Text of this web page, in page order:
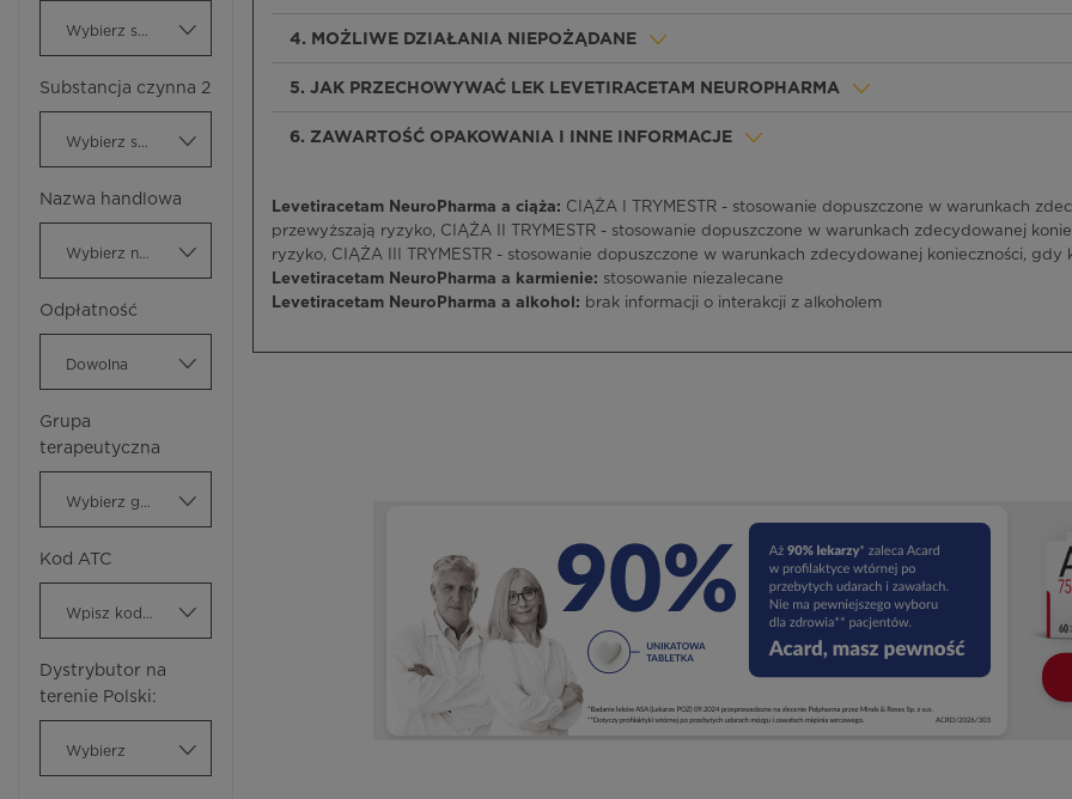
Substancja czynna 2
Nazwa handlowa
Odpłatność
Dowolna
Grupa
terapeutyczna
Kod ATC
Dystrybutor na
terenie Polski:
Wybierz
4. MOŻLIWE DZIAŁANIA NIEPOŻĄDANE
5. JAK PRZECHOWYWAĆ LEK LEVETIRACETAM NEUROPHARMA
6. ZAWARTOŚĆ OPAKOWANIA I INNE INFORMACJE
Levetiracetam NeuroPharma a ciąża: CIĄŻA I TRYMESTR - stosowanie dopuszczone w warunkach
przewyższają ryzyko, CIĄŻA II TRYMESTR - stosowanie dopuszczone w warunkach zdecydowanej
ryzyko, CIĄŻA III TRYMESTR - stosowanie dopuszczone w warunkach zdecydowanej konieczności,
Levetiracetam NeuroPharma a karmienie: stosowanie niezalecane
Levetiracetam NeuroPharma a alkohol: brak informacji o interakcji z alkoholem